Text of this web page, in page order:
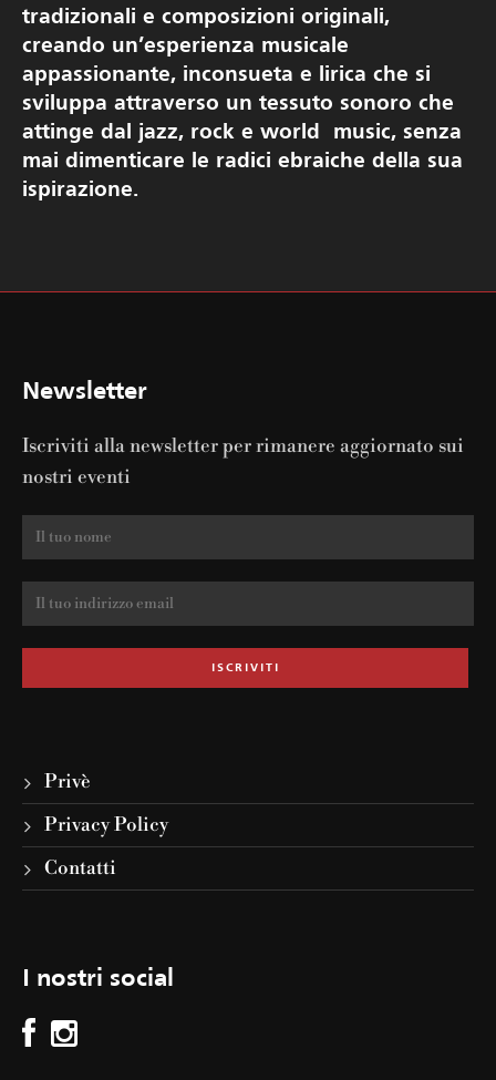
tradizionali e composizioni originali,
creando un’esperienza musicale
appassionante, inconsueta e lirica che si
sviluppa attraverso un tessuto sonoro che
attinge dal jazz, rock e world music, senza
mai dimenticare le radici ebraiche della sua
ispirazione.
Newsletter
Iscriviti alla newsletter per rimanere aggiornato sui
nostri eventi
Privè
Privacy Policy
Contatti
I nostri social